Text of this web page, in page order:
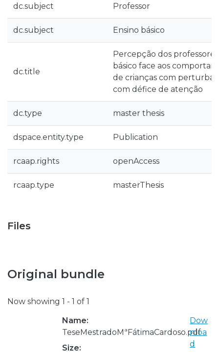
dc.subject Professor
dc.subject Ensino básico
dc.title
Percepção dos
básico face aos
de crianças com
com défice de atenção
dc.type master thesis
dspace.entity.type Publication
rcaap.rights openAccess
rcaap.type masterThesis
Files
Original bundle
Now showing 1 - 1 of 1
Name:
TeseMestradoMªFátimaCardoso.pdf
Size:
Dow
nloa
d